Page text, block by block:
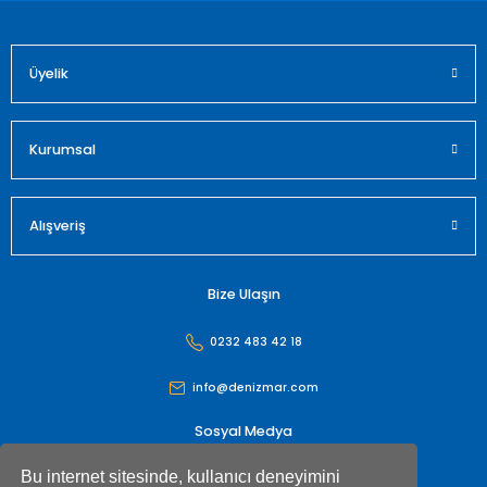
Bu internet sitesinde, kullanıcı deneyimini
Üyelik
Kurumsal
Alışveriş
Bize Ulaşın
0232 483 42 18
info@denizmar.com
Sosyal Medya